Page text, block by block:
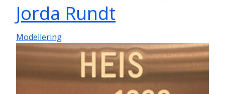
Jorda Rundt
Modellering